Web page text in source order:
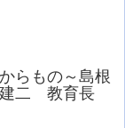
らもの～島根
二 教育長